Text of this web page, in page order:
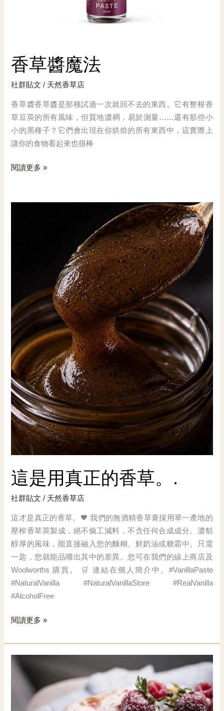
香草醬魔法
社群貼文 / 天然香草店
香草醬香草醬是那種試過一次就回不去的東西。它有整根香
草豆莢的所有風味，但質地濃稠，易於測量……還有那些小
小的黑種子？它們會出現在你烘焙的所有東西中，這實際上
讓你的食物看起來也很棒
香
閱讀更多 »
這是用真正的香草。.
社群貼文 / 天然香草店
這才是真正的香草。🖤 我們的無酒精香草膏採用單一產地的
壓榨香草莢製成，絕不偷工減料，不含任何合成成分。濃郁
醇厚的風味，能直接融入您的麵糊、鮮奶油或糖霜中。只需
一匙，您就能品嚐出其中的差異。您可在我們的線上商店及
Woolworths 購買。 🛒 連結在個人簡介中。#VanillaPaste
#NaturalVanilla #NaturalVanillaStore #RealVanilla
#AlcoholFree
這
用
真
閱讀更多 »